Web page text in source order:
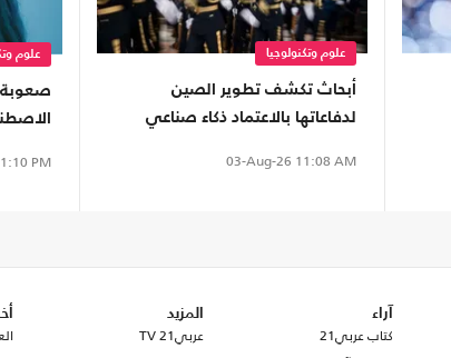
علوم وتكنولوجيا
أبحاث تكشف تطوير الصين
لدفاعاتها بالاعتماد ذكاء صناعي
03-Aug-26 11:08 AM
علوم
صعوبة
PM
آراء
كتاب عربي21
المزيد
عربي21 TV